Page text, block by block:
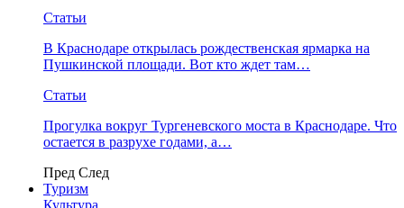
Статьи
В Краснодаре открылась рождественская ярмарка на
Пушкинской площади. Вот кто ждет там…
Статьи
Прогулка вокруг Тургеневского моста в Краснодаре. Что
остается в разрухе годами, а…
Пред След
Туризм
Культура